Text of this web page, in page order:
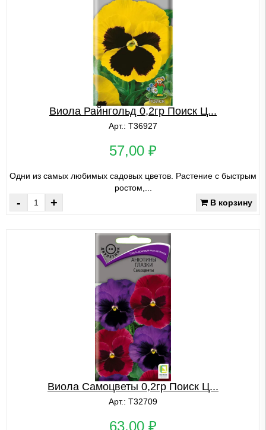
Виола Райнгольд 0,2гр Поиск Ц...
Арт.: Т36927
57,00 ₽
Одни из самых любимых садовых цветов. Растение с быстрым
ростом,...
- + В корзину
Виола Самоцветы 0,2гр Поиск Ц...
Арт.: Т32709
63,00 ₽